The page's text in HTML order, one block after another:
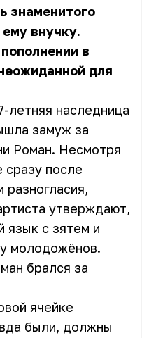
знаменитого
внучку.
в
для
летняя наследница
замуж за
Роман. Несмотря
сразу после
разногласия,
утверждают,
язык с зятем и
молодожёнов.
брался за
ячейке
были, должны